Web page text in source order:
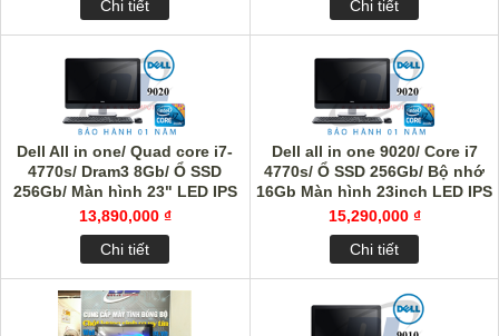
Chi tiết
Chi tiết
Dell All in one/ Quad core i7-
4770s/ Dram3 8Gb/ Ổ SSD
256Gb/ Màn hình 23" LED IPS
13,890,000 ₫
Chi tiết
Dell all in one 9020/ Core i7
4770s/ Ổ SSD 256Gb/ Bộ nhớ
16Gb Màn hình 23inch LED IPS
15,290,000 ₫
Chi tiết